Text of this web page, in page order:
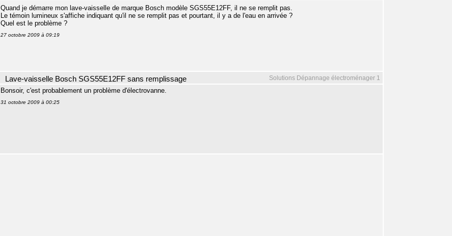
Quand je démarre mon lave-vaisselle de marque Bosch modèle SGS55E12FF, il ne se remplit pas.
Le témoin lumineux s'affiche indiquant qu'il ne se remplit pas et pourtant, il y a de l'eau en arrivée ?
Quel est le problème ?
27 octobre 2009 à 09:19
Solutions Dépannage électroménager 1
Lave-vaisselle Bosch SGS55E12FF sans remplissage
Bonsoir, c'est probablement un problème d'électrovanne.
31 octobre 2009 à 00:25